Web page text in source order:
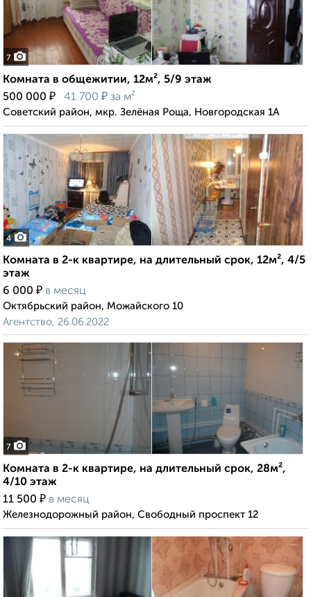
7
Комната в общежитии, 12м², 5/9 этаж
500 000 ₽ 41 700 ₽ за м²
Советский район, мкр. Зелёная Роща, Новгородская 1А
4
Комната в 2-к квартире, на длительный срок, 12м², 4/5
этаж
6 000 ₽ в месяц
Октябрьский район, Можайского 10
Агентство, 26.06.2022
7
Комната в 2-к квартире, на длительный срок, 28м²,
4/10 этаж
11 500 ₽ в месяц
Железнодорожный район, Свободный проспект 12